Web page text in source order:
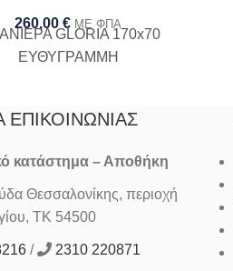
260,00 € ΜΕ ΦΠΑ
GLORIA 170x70
ΕΥΘΥΓΡΑΜΜΗ
ΕΠΙΚΟΙΝΩΝΊΑΣ
κατάστημα – Αποθήκη
Θεσσαλονίκης, περιοχή
ΤΚ 54500
/ 2310 220871